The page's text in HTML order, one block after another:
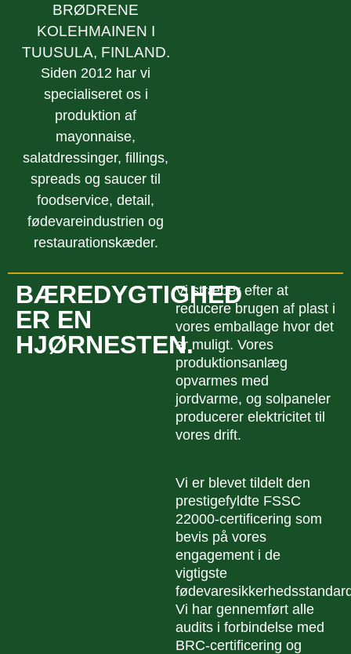
BRØDRENE
KOLEHMAINEN I
TUUSULA, FINLAND.
Siden 2012 har vi
specialiseret os i
produktion af
mayonnaise,
salatdressinger, fillings,
spreads og saucer til
foodservice, detail,
fødevareindustrien og
restaurationskæder.
BÆREDYGTIGHED
ER EN
HJØRNESTEN.
Vi stræber efter at
reducere brugen af plast i
vores emballage hvor det
er muligt. Vores
produktionsanlæg
opvarmes med
jordvarme, og solpaneler
producerer elektricitet til
vores drift.
Vi er blevet tildelt den
prestigefyldte FSSC
22000-certificering som
bevis på vores
engagement i de
vigtigste
Vi har gennemført alle
audits i forbindelse med
BRC-certificering og